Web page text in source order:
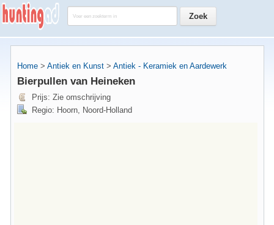
Home > Antiek en Kunst > Antiek - Keramiek en Aardewerk
Bierpullen van Heineken
Prijs: Zie omschrijving
Regio: Hoorn, Noord-Holland